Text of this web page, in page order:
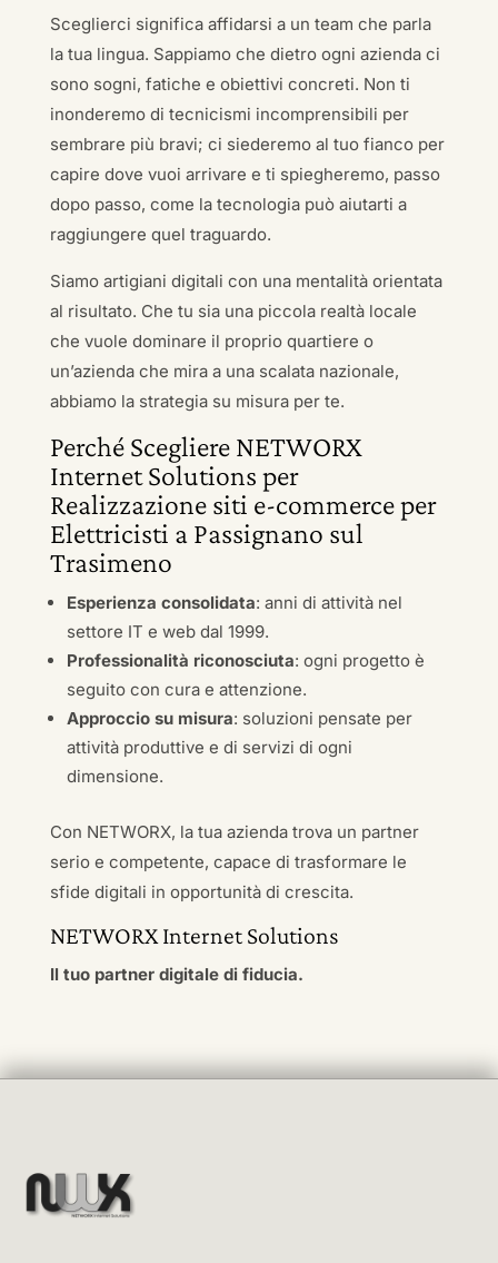
Sceglierci significa affidarsi a un team che parla
la tua lingua. Sappiamo che dietro ogni azienda ci
sono sogni, fatiche e obiettivi concreti. Non ti
inonderemo di tecnicismi incomprensibili per
sembrare più bravi; ci siederemo al tuo fianco per
capire dove vuoi arrivare e ti spiegheremo, passo
dopo passo, come la tecnologia può aiutarti a
raggiungere quel traguardo.
Siamo artigiani digitali con una mentalità orientata
al risultato. Che tu sia una piccola realtà locale
che vuole dominare il proprio quartiere o
un’azienda che mira a una scalata nazionale,
abbiamo la strategia su misura per te.
Perché Scegliere NETWORX
Internet Solutions per
Realizzazione siti e-commerce per
Elettricisti a Passignano sul
Trasimeno
Esperienza consolidata: anni di attività nel
settore IT e web dal 1999.
Professionalità riconosciuta: ogni progetto è
seguito con cura e attenzione.
Approccio su misura: soluzioni pensate per
attività produttive e di servizi di ogni
dimensione.
Con NETWORX, la tua azienda trova un partner
serio e competente, capace di trasformare le
sfide digitali in opportunità di crescita.
NETWORX Internet Solutions
Il tuo partner digitale di fiducia.